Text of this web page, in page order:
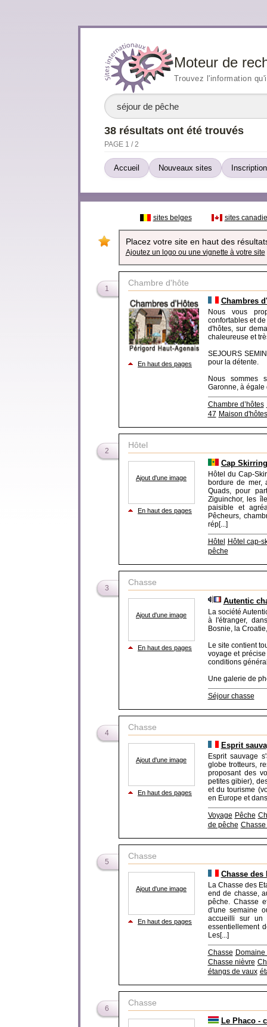
Moteur de
Trouvez l'information
38 résultats ont été trouvés
PAGE 1 / 2
Accueil Nouveaux sites
sites belges sites
Placez votre site en haut des
Ajoutez un logo ou une vignette à votre site
1
Chambre d'hôte
En haut des pages
Chambres
Nous vous
confortables et
d'hôtes, sur
chaleureuse et
SEJOURS
pour la détente.
Nous sommes
Garonne, à égale
Chambre d’hôtes
47 Maison
2
Hôtel
Ajout d'une image
En haut des pages
Cap
Hôtel du Cap-
bordure de mer,
Quads, pour
Ziguinchor, les
paisible et
Pêcheurs,
rép[...]
Hôtel
Hôtel cap-
pêche
3
Chasse
Ajout d'une image
En haut des pages
Autentic
La société
à l'étranger,
Bosnie, la
Le site contient
voyage et
conditions
Une galerie de
Séjour chasse
4
Chasse
Ajout d'une image
En haut des pages
Esprit
Esprit sauvage
globe trotteurs,
proposant des
petites gibier),
et du tourisme
en Europe et
Voyage Pêche
de pêche Chasse
5
Chasse
Ajout d'une image
En haut des pages
Chasse des
La Chasse des
end de chasse,
pêche. Chasse
d'une semaine
accueilli sur un
essentiellement
Les[...]
Chasse
Chasse nièvre
étangs de vaux
6
Chasse
Le Phaco -